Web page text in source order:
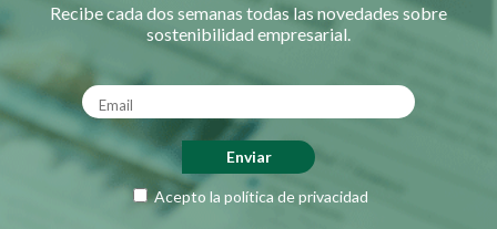
Recibe cada dos semanas todas las novedades sobre
sostenibilidad empresarial.
Acepto la política de privacidad